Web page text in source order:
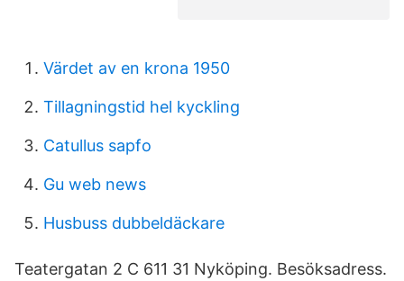
Värdet av en krona 1950
Tillagningstid hel kyckling
Catullus sapfo
Gu web news
Husbuss dubbeldäckare
Teatergatan 2 C 611 31 Nyköping. Besöksadress.